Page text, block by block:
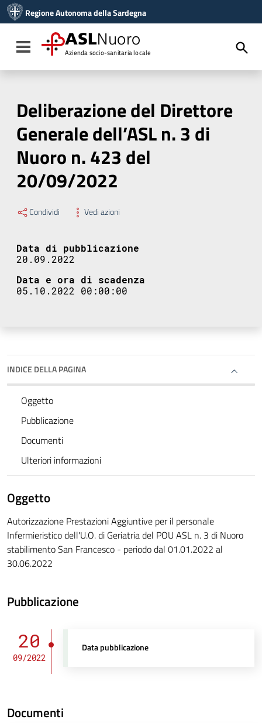
Vai al menu di navigazione
Vai al footer
Regione Autonoma della Sardegna
Toggle navigation
ASLNuoro
Azienda socio-sanitaria locale
Deliberazione del Direttore
Generale dell’ASL n. 3 di
Nuoro n. 423 del
20/09/2022
Condividi Vedi azioni
Data di pubblicazione
20.09.2022
Data e ora di scadenza
05.10.2022 00:00:00
INDICE DELLA PAGINA
Oggetto
Pubblicazione
Documenti
Ulteriori informazioni
Oggetto
Autorizzazione Prestazioni Aggiuntive per il personale
Infermieristico dell'U.O. di Geriatria del POU ASL n. 3 di Nuoro
stabilimento San Francesco - periodo dal 01.01.2022 al
30.06.2022
Pubblicazione
20
09/2022
Data pubblicazione
Documenti